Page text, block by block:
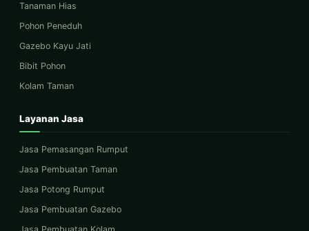
Tanaman Hias
Pohon Peneduh
Gazebo Kayu Jati
Bibit Pohon
Kolam Taman
Layanan Jasa
Jasa Pemasangan Rumput
Jasa Pembuatan Taman
Jasa Potong Rumput
Jasa Pembuatan Gazebo